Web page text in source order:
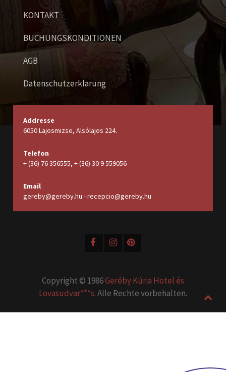
KONTAKT
BUCHUNGSKONDITIONEN
AGB
Datenschutzerklärung
Addresse
6050 Lajosmizse, Alsólajos 224.
Telefon
+ (36) 76 356555, + (36) 30 9 559056
Email
gereby@gereby.hu - recepcio@gereby.hu
Copyright © 1986Geréby Kúria Hotel és
Lovasudvar***s. Alle Rechte vorbehalten.